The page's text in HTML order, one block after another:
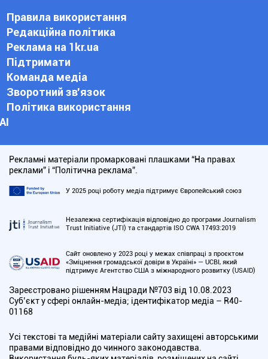
Правила використання
Редакційна політика
Реклама на 1kr.ua
Підтримати
Команда медіа
Зворотний зв'язок
Політика використання
АІ
Рекламні матеріали промарковані плашками “На правах
реклами” і “Політична реклама”.
У 2025 році роботу медіа підтримує Європейський союз
Незалежна сертифікація відповідно до програми Journalism
Trust Initiative (JTI) та стандартів ISO CWA 17493:2019
Сайт оновлено у 2023 році у межах співпраці з проєктом
«Зміцнення громадської довіри в Україні» — UCBI, який
підтримує Агентство США з міжнародного розвитку (USAID)
Зареєстровано рішенням Нацради №703 від 10.08.2023
Cуб’єкт у сфері онлайн-медіа; ідентифікатор медіа – R40-
01168
Усі текстові та медійні матеріали сайту захищені авторськими
правами відповідно до чинного законодавства.